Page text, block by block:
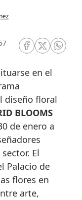
RRSS Facebook
RRSSRRSS
diseño floral
BLOOMS
de enero a
El
Palacio de
flores en
arte,